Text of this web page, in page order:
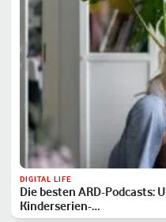
DIGITAL LIFE
Die besten ARD-Podcasts:
Kinderserien-…